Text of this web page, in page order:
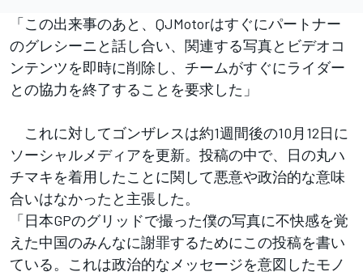
「この出来事のあと、QJMotorはすぐにパートナー
のグレシーニと話し合い、関連する写真とビデオコ
ンテンツを即時に削除し、チームがすぐにライダー
との協力を終了することを要求した」
これに対してゴンザレスは約1週間後の10月12日に
ソーシャルメディアを更新。投稿の中で、日の丸ハ
チマキを着用したことに関して悪意や政治的な意味
合いはなかったと主張した。
「日本GPのグリッドで撮った僕の写真に不快感を覚
えた中国のみんなに謝罪するためにこの投稿を書い
ている。これは政治的なメッセージを意図したモノ